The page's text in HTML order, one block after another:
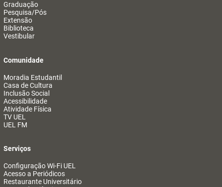
Graduação
Pesquisa/Pós
Extensão
Biblioteca
Vestibular
Comunidade
Moradia Estudantil
Casa de Cultura
Inclusão Social
Acessibilidade
Atividade Física
TV UEL
UEL FM
Serviços
Configuração Wi-Fi UEL
Acesso a Periódicos
Restaurante Universitário